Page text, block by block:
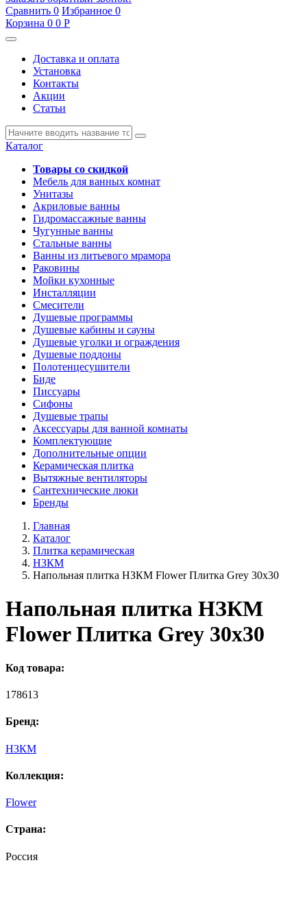
Сравнить 0 Избранное 0
Корзина 0 0 Р
Доставка и оплата
Установка
Контакты
Акции
Статьи
Каталог
Товары со скидкой
Мебель для ванных комнат
Унитазы
Акриловые ванны
Гидромассажные ванны
Чугунные ванны
Стальные ванны
Ванны из литьевого мрамора
Раковины
Мойки кухонные
Инсталляции
Смесители
Душевые программы
Душевые кабины и сауны
Душевые уголки и ограждения
Душевые поддоны
Полотенцесушители
Биде
Писсуары
Сифоны
Душевые трапы
Аксессуары для ванной комнаты
Комплектующие
Дополнительные опции
Керамическая плитка
Вытяжные вентиляторы
Сантехнические люки
Бренды
Главная
Каталог
Плитка керамическая
НЗКМ
Напольная плитка НЗКМ Flower Плитка Grey 30x30
Напольная плитка НЗКМ
Flower Плитка Grey 30x30
Код товара:
178613
Бренд:
НЗКМ
Коллекция:
Flower
Страна:
Россия